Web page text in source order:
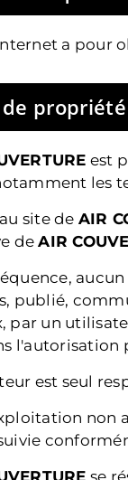
a pour
est
les
site de AIR
deAIR
publié,
par un
l'autorisation
est seul
non
se